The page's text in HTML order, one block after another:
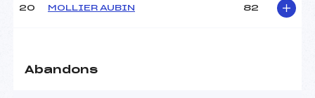
20 MOLLIER AUBIN 82
Abandons